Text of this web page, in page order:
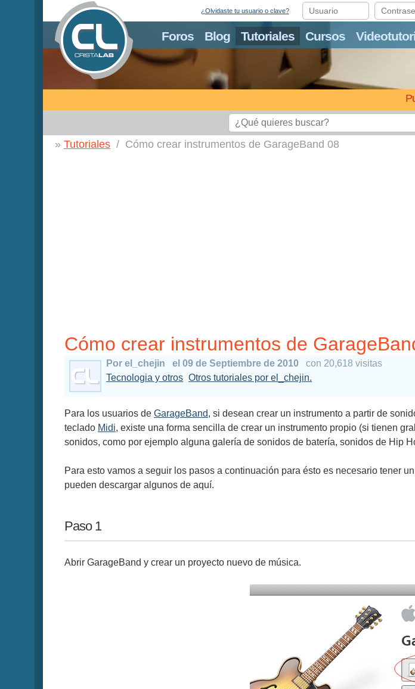
Foros Blog Tutoriales Cursos
¿Olvidaste tu usuario o clave?
Tutoriales Cómo crear instrumentos de GarageBand 08
Cómo crear instrumentos de
Por el_chejin el 09 de Septiembre de 2010
con 20,618 visitas
Tecnologia y otros Otros tutoriales por el_chejin.
Para los usuarios de GarageBand, si desean crear un instrumento a partir de
teclado Midi, existe una forma sencilla de crear un instrumento propio (si tienen
sonidos, como por ejemplo alguna galería de sonidos de batería, sonidos de Hip
Para esto vamos a seguir los pasos a continuación para ésto es necesario tener
pueden descargar algunos de aquí.
Paso 1
Abrir GarageBand y crear un proyecto nuevo de música.